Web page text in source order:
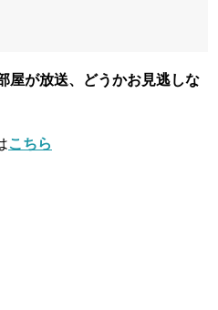
屋が放送、どうかお見逃しな
こちら